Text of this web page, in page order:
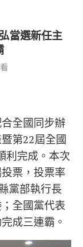
當選新任主
全國同步辦
第22屆全國
利完成。本次
票，投票率
黨部執行長
全國黨代表
成三連霸。